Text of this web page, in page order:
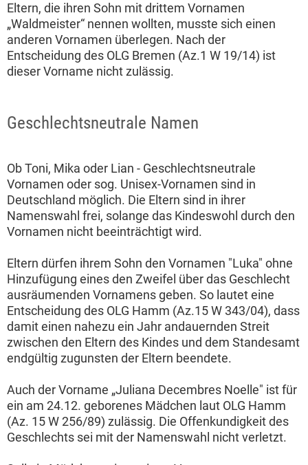
Eltern, die ihren Sohn mit drittem Vornamen
„Waldmeister“ nennen wollten, musste sich einen
anderen Vornamen überlegen. Nach der
Entscheidung des OLG Bremen (Az.1 W 19/14) ist
dieser Vorname nicht zulässig.
Geschlechtsneutrale Namen
Ob Toni, Mika oder Lian - Geschlechtsneutrale
Vornamen oder sog. Unisex-Vornamen sind in
Deutschland möglich. Die Eltern sind in ihrer
Namenswahl frei, solange das Kindeswohl durch den
Vornamen nicht beeinträchtigt wird.
Eltern dürfen ihrem Sohn den Vornamen "Luka" ohne
Hinzufügung eines den Zweifel über das Geschlecht
ausräumenden Vornamens geben. So lautet eine
Entscheidung des OLG Hamm (Az.15 W 343/04), dass
damit einen nahezu ein Jahr andauernden Streit
zwischen den Eltern des Kindes und dem Standesamt
endgültig zugunsten der Eltern beendete.
Auch der Vorname „Juliana Decembres Noelle" ist für
ein am 24.12. geborenes Mädchen laut OLG Hamm
(Az. 15 W 256/89) zulässig. Die Offenkundigkeit des
Geschlechts sei mit der Namenswahl nicht verletzt.